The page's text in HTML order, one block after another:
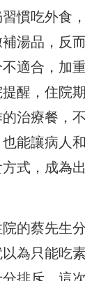
慣吃外食
湯品，反
適合，加重
醒，住院
治療餐，
能讓病人
式，成為
的蔡先生
為只能吃
排斥。這